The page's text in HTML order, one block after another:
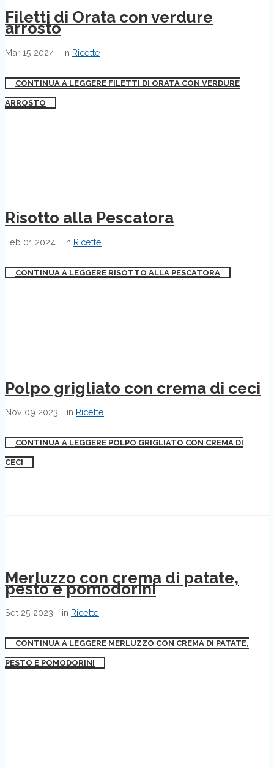
Filetti di Orata con verdure
arrosto
Mar 15 2024 in Ricette
CONTINUA A LEGGERE FILETTI DI ORATA CON VERDURE
ARROSTO
Risotto alla Pescatora
Feb 01 2024 in Ricette
CONTINUA A LEGGERE RISOTTO ALLA PESCATORA
Polpo grigliato con crema di ceci
Nov 09 2023 in Ricette
CONTINUA A LEGGERE POLPO GRIGLIATO CON CREMA DI
CECI
Merluzzo con crema di patate,
pesto e pomodorini
Set 25 2023 in Ricette
CONTINUA A LEGGERE MERLUZZO CON CREMA DI PATATE,
PESTO E POMODORINI